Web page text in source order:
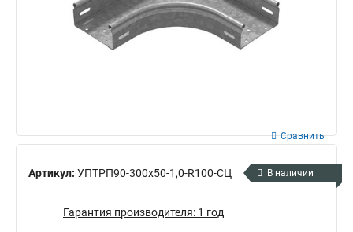
Артикул: УПТРП90-300х50-1,0-R100-СЦ
Сравнить
В наличии
Гарантия производителя: 1 год